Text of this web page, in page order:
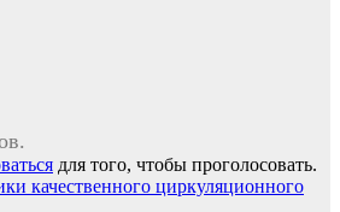
для того, чтобы проголосовать.
качественного циркуляционного